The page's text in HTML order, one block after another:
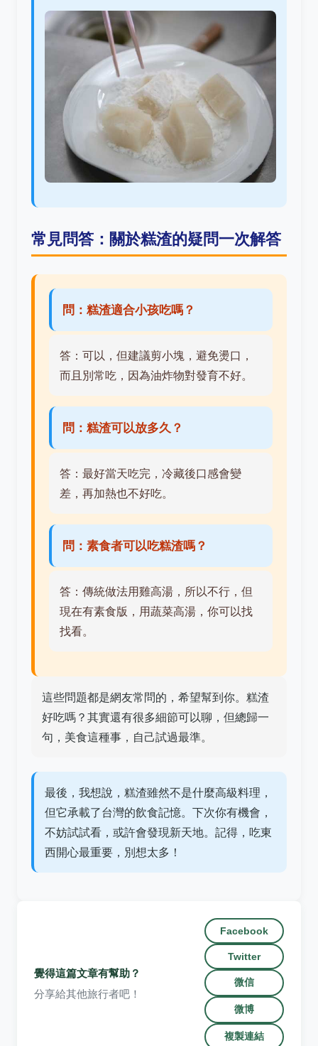
常見問答：關於糕渣的疑問一次解答
問：糕渣適合小孩吃嗎？
答：可以，但建議剪小塊，避免燙口，
而且別常吃，因為油炸物對發育不好。
問：糕渣可以放多久？
答：最好當天吃完，冷藏後口感會變
差，再加熱也不好吃。
問：素食者可以吃糕渣嗎？
答：傳統做法用雞高湯，所以不行，但
現在有素食版，用蔬菜高湯，你可以找
找看。
這些問題都是網友常問的，希望幫到你。糕渣
好吃嗎？其實還有很多細節可以聊，但總歸一
句，美食這種事，自己試過最準。
最後，我想說，糕渣雖然不是什麼高級料理，
但它承載了台灣的飲食記憶。下次你有機會，
不妨試試看，或許會發現新天地。記得，吃東
西開心最重要，別想太多！
覺得這篇文章有幫助？
分享給其他旅行者吧！
Facebook
Twitter
微信
微博
複製連結